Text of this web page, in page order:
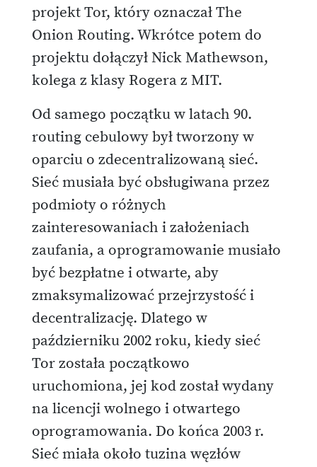
projekt Tor, który oznaczał The
Onion Routing. Wkrótce potem do
projektu dołączył Nick Mathewson,
kolega z klasy Rogera z MIT.
Od samego początku w latach 90.
routing cebulowy był tworzony w
oparciu o zdecentralizowaną sieć.
Sieć musiała być obsługiwana przez
podmioty o różnych
zainteresowaniach i założeniach
zaufania, a oprogramowanie musiało
być bezpłatne i otwarte, aby
zmaksymalizować przejrzystość i
decentralizację. Dlatego w
październiku 2002 roku, kiedy sieć
Tor została początkowo
uruchomiona, jej kod został wydany
na licencji wolnego i otwartego
oprogramowania. Do końca 2003 r.
Sieć miała około tuzina węzłów